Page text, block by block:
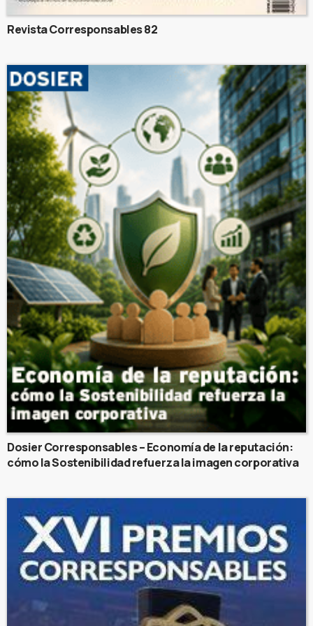
Revista Corresponsables 82
Dosier Corresponsables – Economía de la reputación:
cómo la Sostenibilidad refuerza la imagen corporativa